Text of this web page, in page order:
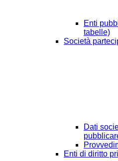
Enti
tabelle)
Società
Dati
Enti di diritto